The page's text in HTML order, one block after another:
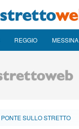
REGGIO MESSINA
PONTE SULLO STRETTO